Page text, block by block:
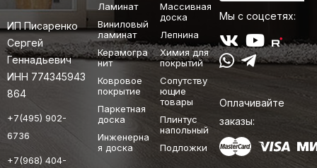
ИП Писаренко
Сергей
Геннадьевич
ИНН 774345943
864
+7(495) 902-
6736
+7(968) 404-
Ламинат
Виниловый
ламинат
Керамогра
нит
Ковровое
покрытие
Паркетная
доска
Инженерна
я доска
Массивная
доска
Лепнина
Химия для
покрытий
Сопутству
ющие
товары
Плинтус
напольный
Подложки
Мы с соцсетях:
Оплачивайте
заказы: